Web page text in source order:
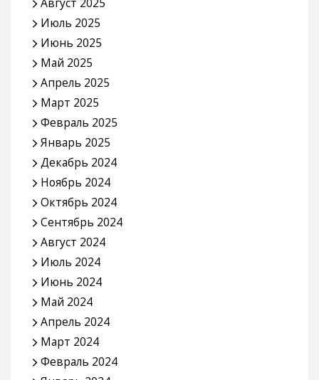
Июль 2025
Июнь 2025
Май 2025
Апрель 2025
Март 2025
Февраль 2025
Январь 2025
Декабрь 2024
Ноябрь 2024
Октябрь 2024
Сентябрь 2024
Август 2024
Июль 2024
Июнь 2024
Май 2024
Апрель 2024
Март 2024
Февраль 2024